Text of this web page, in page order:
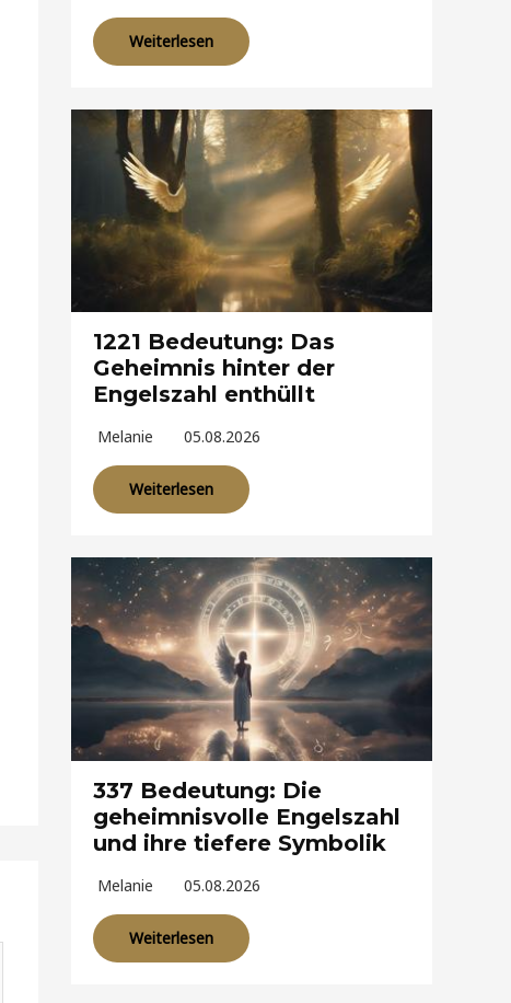
Weiterlesen
1221 Bedeutung: Das
Geheimnis hinter der
Engelszahl enthüllt
Melanie 05.08.2026
Weiterlesen
337 Bedeutung: Die
geheimnisvolle Engelszahl
und ihre tiefere Symbolik
Melanie 05.08.2026
Weiterlesen